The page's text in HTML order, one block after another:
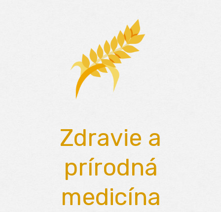
Zdravie a
prírodná
medicína